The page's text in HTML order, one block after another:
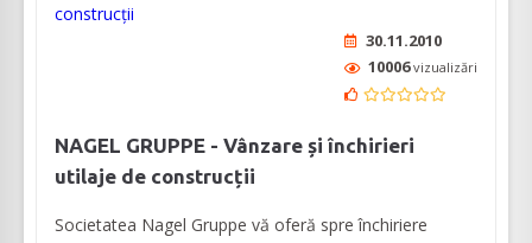
30.11.2010
10006vizualizări
NAGEL GRUPPE - Vânzare și închirieri
utilaje de construcții
Societatea Nagel Gruppe vă oferă spre închiriere